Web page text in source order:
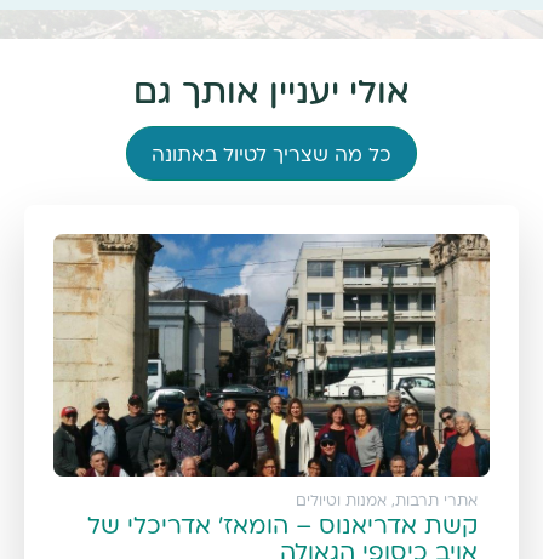
אולי יעניין אותך גם
כל מה שצריך לטיול באתונה
אתרי תרבות, אמנות וטיולים
קשת אדריאנוס – הומאז' אדריכלי של
אויב כיסופי הגאולה